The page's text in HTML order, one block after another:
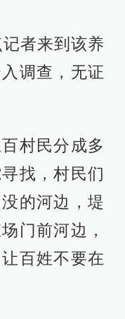
者来到该养
调查，无证
村民分成多
找，村民们
的河边，堤
门前河边，
百姓不要在